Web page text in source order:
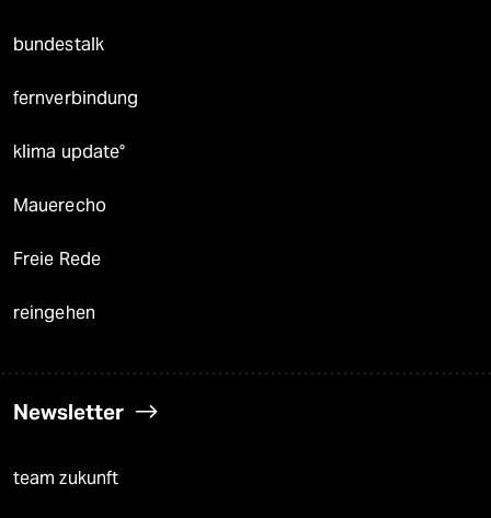
bundestalk
fernverbindung
klima update°
Mauerecho
Freie Rede
reingehen
Newsletter
team zukunft